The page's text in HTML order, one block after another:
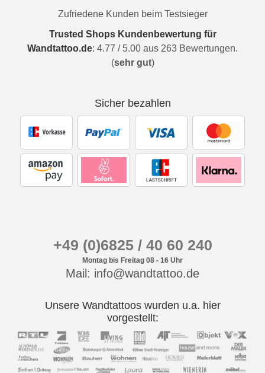
Zufriedene Kunden beim Testsieger
Trusted Shops Kundenbewertung für
Wandtattoo.de: 4.77 / 5.00 aus 263 Bewertungen.
(sehr gut)
Sicher bezahlen
+49 (0)6825 / 40 60 240
Montag bis Freitag 08 - 16 Uhr
Mail: info@wandtattoo.de
Unsere Wandtattoos wurden u.a. hier
vorgestellt: